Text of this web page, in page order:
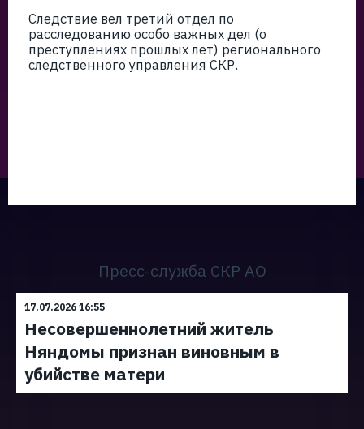
Следствие вел третий отдел по
расследованию особо важных дел (о
преступлениях прошлых лет) регионального
следственного управления СКР.
Пресс-служба СКР АО
17.07.2026 16:55
Несовершеннолетний житель
Няндомы признан виновным в
убийстве матери